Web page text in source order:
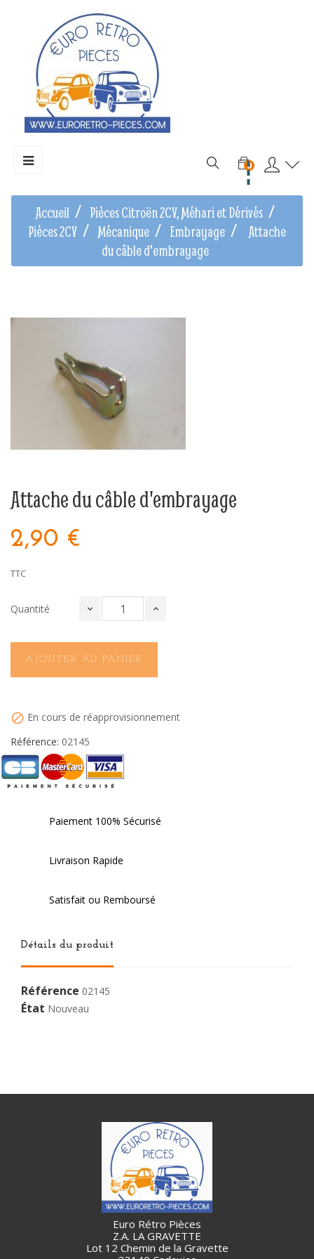
Basculer
☰ 0
Accueil
Pièces Citroën 2CV, Méhari et Dérivés
Pièces 2CV
Mécanique Embrayage
Attache
du câble d'embrayage
Attache du câble d'embrayage
2,90 €
TTC
Quantité
AJOUTER AU PANIER
 En cours de réapprovisionnement
Référence: 02145
Paiement 100% Sécurisé
Livraison Rapide
Satisfait ou Remboursé
Détails du produit
Référence 02145
État Nouveau
Euro Rétro Pièces
Z.A. LA GRAVETTE
Lot 12 Chemin de la Gravette